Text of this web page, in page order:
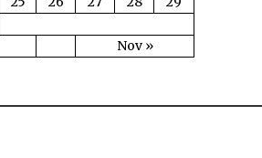
Nov »